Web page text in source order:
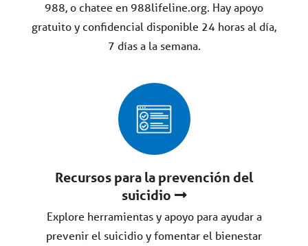
988, o chatee en 988lifeline.org. Hay apoyo
gratuito y confidencial disponible 24 horas al día,
7 días a la semana.
Recursos para la prevención del
suicidio
Explore herramientas y apoyo para ayudar a
prevenir el suicidio y fomentar el bienestar